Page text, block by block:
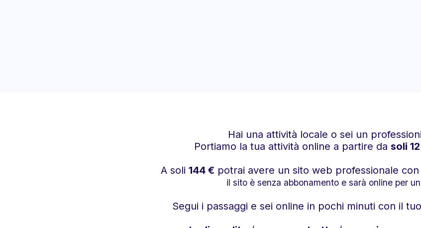
Hai una attività locale o sei un
Portiamo la tua attività online a partire da soli
A soli 144 € potrai avere un sito web professionale con
il sito è senza abbonamento e sarà online per
Segui i passaggi e sei online in pochi minuti con il